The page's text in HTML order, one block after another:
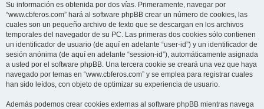
Su información es obtenida por dos vías. Primeramente, navegar por
“www.cbferos.com” hará al software phpBB crear un número de cookies, las
cuales son un pequeño archivo de texto que se descargan en los archivos
temporales del navegador de su PC. Las primeras dos cookies sólo contienen
un identificador de usuario (de aquí en adelante “user-id”) y un identificador de
sesión anónima (de aquí en adelante “session-id”), automáticamente asignada
a usted por el software phpBB. Una tercera cookie se creará una vez que haya
navegado por temas en “www.cbferos.com” y se emplea para registrar cuales
han sido leídos, con objeto de optimizar su experiencia de usuario.
Además podemos crear cookies externas al software phpBB mientras navega